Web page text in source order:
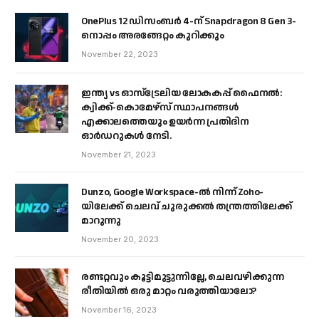
OnePlus 12 ഡിസംബർ 4-ന് Snapdragon 8 Gen 3-
നൊപ്പം അരങ്ങേറ്റം കുറിക്കും
November 22, 2023
ഇന്ത്യ vs ഓസ്‌ട്രേലിയ ലോകകപ്പ് ഫൈനൽ:
ക്വിക്ക്-കൊമേഴ്‌സ് സ്ഥാപനങ്ങൾ
എക്കാലത്തെയും ഉയർന്ന പ്രതിദിന
ഓർഡറുകൾ നേടി.
November 21, 2023
Dunzo, Google Workspace-ൽ നിന്ന് Zoho-
യിലേക്ക് ചെലവ് ചുരുക്കൽ തന്ത്രത്തിലേക്ക്
മാറുന്നു
November 20, 2023
രണ്ടറ്റവും കൂട്ടിമുട്ടുന്നില്ലേ, ചെലവഴിക്കുന്ന
രീതിയിൽ ഒരു മാറ്റം വരുത്തിയാലോ?
November 16, 2023